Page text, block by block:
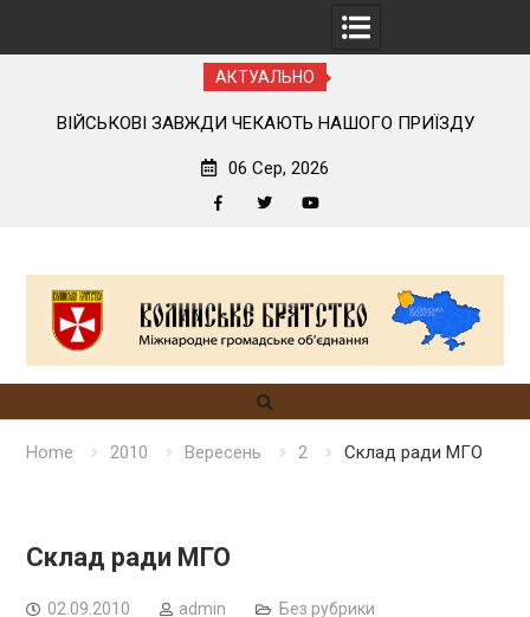
АКТУАЛЬНО
НАШОГО ПРИЇЗДУ ЛЕГШЕ БАЧИТИ ЧУЖІ
06 Сер, 2026
content
Home 2010 Вересень 2 Склад ради МГО
Склад ради МГО
02.09.2010 admin Без рубрики